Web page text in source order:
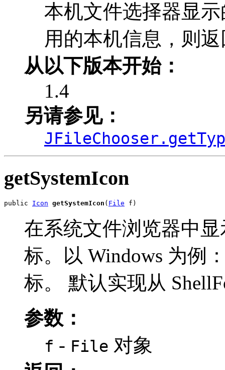
本机文件选择器显
用的本机信息，则
从以下版本开始：
1.4
另请参见：
getSystemIcon
public Icon getSystemIcon ( File f)
在系统文件浏览器中
标。以 Windows 为例
标。 默认实现从
参数：
f - File 对象